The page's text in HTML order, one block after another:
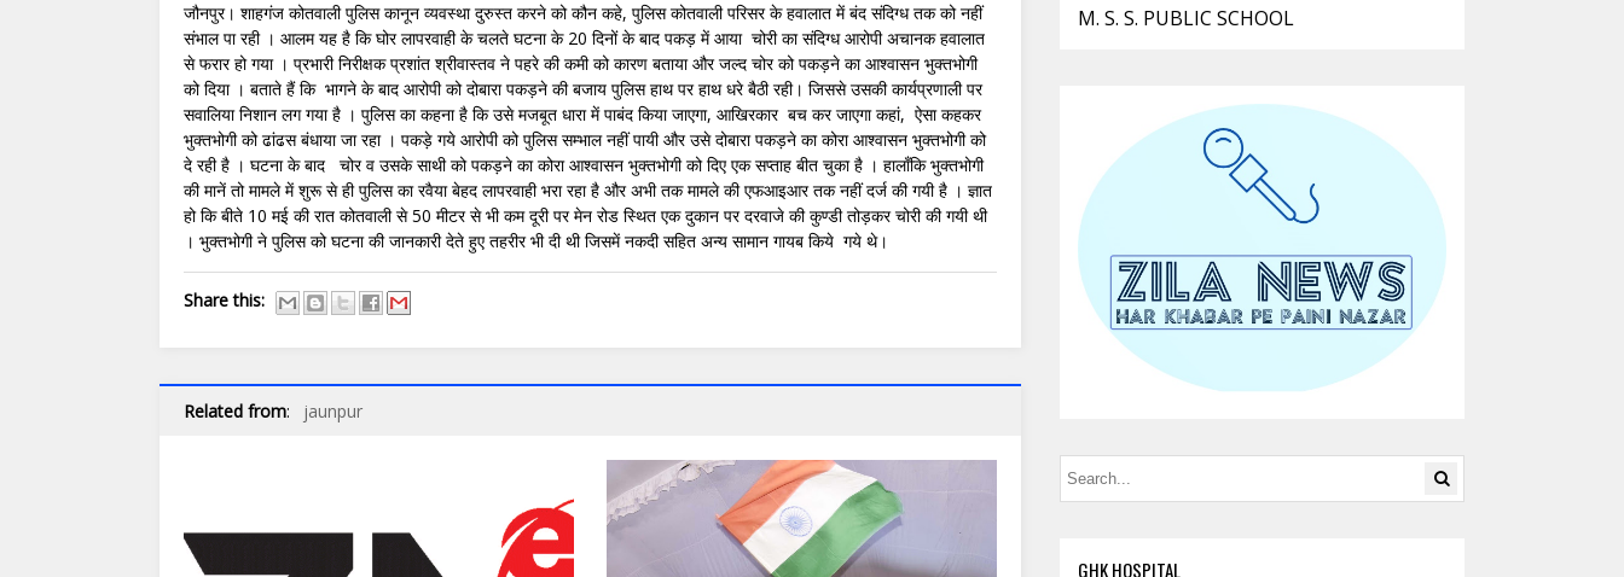
जौनपुर। शाहगंज कोतवाली पुलिस कानून व्यवस्था दुरुस्त करने को कौन कहे, पुलिस कोतवाली परिसर के हवालात में बंद संदिग्ध तक को नहीं
संभाल पा रही । आलम यह है कि घोर लापरवाही के चलते घटना के 20 दिनों के बाद पकड़ में आया चोरी का संदिग्ध आरोपी अचानक हवालात
से फरार हो गया । प्रभारी निरीक्षक प्रशांत श्रीवास्तव ने पहरे की कमी को कारण बताया और जल्द चोर को पकड़ने का आश्वासन भुक्तभोगी
को दिया । बताते हैं कि भागने के बाद आरोपी को दोबारा पकड़ने की बजाय पुलिस हाथ पर हाथ धरे बैठी रही। जिससे उसकी कार्यप्रणाली पर
सवालिया निशान लग गया है । पुलिस का कहना है कि उसे मजबूत धारा में पाबंद किया जाएगा, आखिरकार बच कर जाएगा कहां, ऐसा कहकर
भुक्तभोगी को ढांढस बंधाया जा रहा । पकड़े गये आरोपी को पुलिस सम्भाल नहीं पायी और उसे दोबारा पकड़ने का कोरा आश्वासन भुक्तभोगी को
दे रही है । घटना के बाद चोर व उसके साथी को पकड़ने का कोरा आश्वासन भुक्तभोगी को दिए एक सप्ताह बीत चुका है । हालाँकि भुक्तभोगी
की मानें तो मामले में शुरू से ही पुलिस का रवैया बेहद लापरवाही भरा रहा है और अभी तक मामले की एफआइआर तक नहीं दर्ज की गयी है । ज्ञात
हो कि बीते 10 मई की रात कोतवाली से 50 मीटर से भी कम दूरी पर मेन रोड स्थित एक दुकान पर दरवाजे की कुण्डी तोड़कर चोरी की गयी थी
। भुक्तभोगी ने पुलिस को घटना की जानकारी देते हुए तहरीर भी दी थी जिसमें नकदी सहित अन्य सामान गायब किये गये थे।
Share this:
Related from: jaunpur
M. S. S. PUBLIC SCHOOL
GHK HOSPITAL